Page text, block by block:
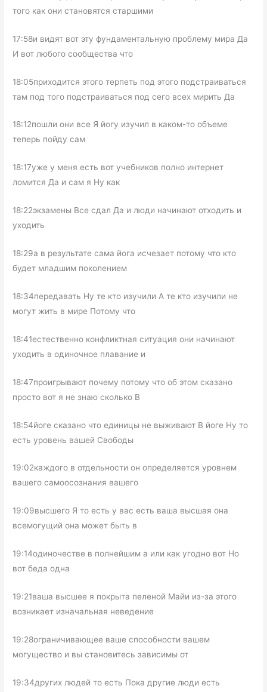
того как они становятся старшими
17:58и видят вот эту фундаментальную проблему мира Да
И вот любого сообщества что
18:05приходится этого терпеть под этого подстраиваться
там под того подстраиваться под сего всех мирить Да
18:12пошли они все Я йогу изучил в каком-то объеме
теперь пойду сам
18:17уже у меня есть вот учебников полно интернет
ломится Да и сам я Ну как
18:22экзамены Все сдал Да и люди начинают отходить и
уходить
18:29а в результате сама йога исчезает потому что кто
будет младшим поколением
18:34передавать Ну те кто изучили А те кто изучили не
могут жить в мире Потому что
18:41естественно конфликтная ситуация они начинают
уходить в одиночное плавание и
18:47проигрывают почему потому что об этом сказано
просто вот я не знаю сколько В
18:54йоге сказано что единицы не выживают В йоге Ну то
есть уровень вашей Свободы
19:02каждого в отдельности он определяется уровнем
вашего самоосознания вашего
19:09высшего Я то есть у вас есть ваша высшая она
всемогущий она может быть в
19:14одиночестве в полнейшим а или как угодно вот Но
вот беда одна
19:21ваша высшее я покрыта пеленой Майи из-за этого
возникает изначальная неведение
19:28ограничивающее ваше способности вашем
могущество и вы становитесь зависимы от
19:34других людей то есть Пока другие люди есть